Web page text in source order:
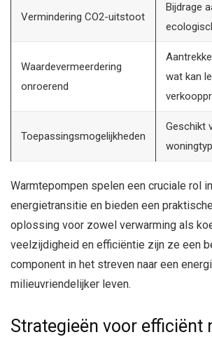
Vermindering CO2-uitstoot
Bijdrage
Waardevermeerdering
onroerend
wat kan
Toepassingsmogelijkheden
Geschikt
Warmtepompen spelen een cruciale rol
energietransitie en bieden een
oplossing voor zowel verwarming als
veelzijdigheid en efficiëntie zijn ze een
component in het streven naar een
milieuvriendelijker leven.
Strategieën voor efficiënt